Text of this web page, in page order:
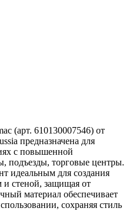
(арт. 610130007546) от
предназначена для
с повышенной
подъезды, торговые центры.
идеальным для создания
и стеной, защищая от
материал обеспечивает
сохраняя стиль